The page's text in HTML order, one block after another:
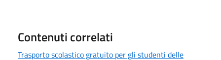
Contenuti correlati
Trasporto scolastico gratuito per gli studenti delle